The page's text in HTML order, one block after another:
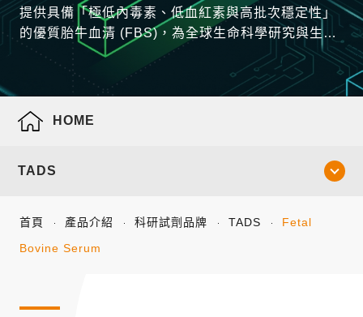
提供具備「極低內毒素、低血紅素與高批次穩定性」
的優質胎牛血清 (FBS)，為全球生命科學研究與生物
製藥產業打造最值得信賴、能展現卓越細胞生長效能
的培養基核心基礎。
HOME
TADS
首頁 產品介紹 科研試劑品牌 TADS
Fetal
Bovine Serum